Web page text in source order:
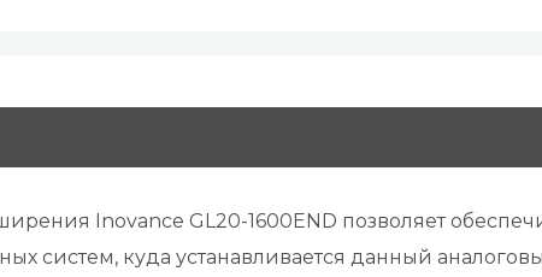
Inovance GL20-1600END позволяет
систем, куда устанавливается данный